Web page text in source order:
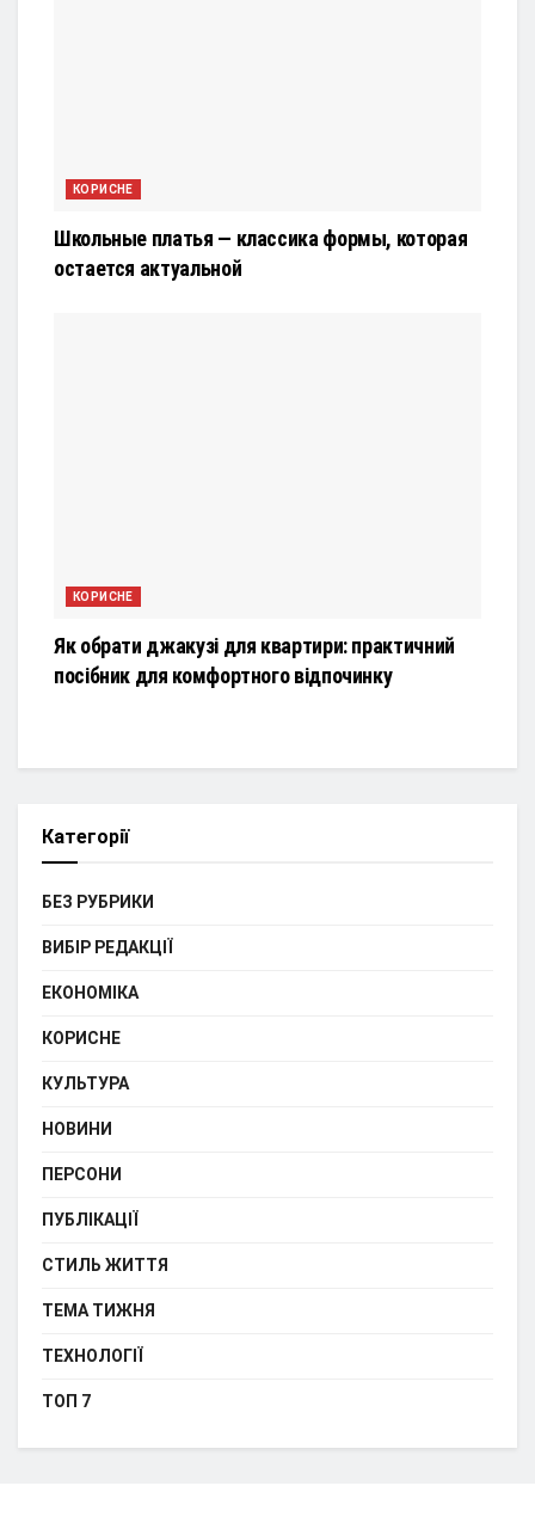
КОРИСНЕ
Школьные платья — классика формы, которая
остается актуальной
КОРИСНЕ
Як обрати джакузі для квартири: практичний
посібник для комфортного відпочинку
Категорії
БЕЗ РУБРИКИ
ВИБІР РЕДАКЦІЇ
ЕКОНОМІКА
КОРИСНЕ
КУЛЬТУРА
НОВИНИ
ПЕРСОНИ
ПУБЛІКАЦІЇ
СТИЛЬ ЖИТТЯ
ТЕМА ТИЖНЯ
ТЕХНОЛОГІЇ
ТОП 7